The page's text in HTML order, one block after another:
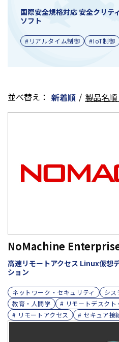
国際安全規格対応 安全クリテ
ソフト
#リアルタイム制御 #IoT制御
並べ替え： 新着順 / 製品名
NoMachine
高速リモートアクセス Linux仮想
ション
ネットワーク・セキュリティ シス
教育・人間学
# リモートデスクト
# リモートアクセス
# セキュア接